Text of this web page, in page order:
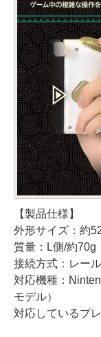
【製品仕様】
外形サイズ：約
質量：L側/約
接続方式：レー
対応機種：
モデル）
対応しているプ